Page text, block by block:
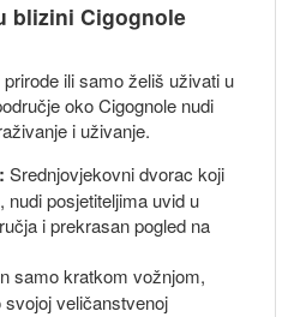
blizini Cigognole
ili samo želiš uživati u
oko Cigognole nudi
i uživanje.
Srednjovjekovni dvorac koji
nudi posjetiteljima uvid u
i prekrasan pogled na
samo kratkom vožnjom,
svojoj veličanstvenoj